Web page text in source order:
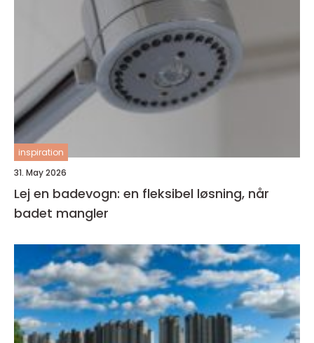
inspiration
31. May 2026
Lej en badevogn: en fleksibel løsning, når
badet mangler